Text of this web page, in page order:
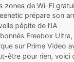
zones de Wi-Fi
prépare son
pépite de l’IA
Freebox
sur Prime Video
être pour rien,